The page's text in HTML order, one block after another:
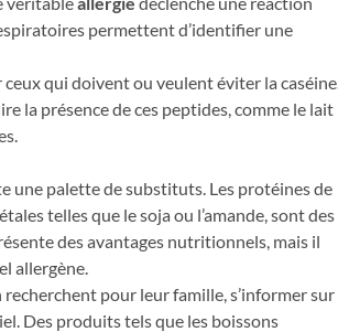
permettent d’identifier une
qui doivent ou veulent éviter la caséine.
la présence de ces peptides, comme le lait
une palette de substituts. Les protéines de
telles que le soja ou l’amande, sont des
des avantages nutritionnels, mais il
allergène.
pour leur famille, s’informer sur
Des produits tels que les boissons